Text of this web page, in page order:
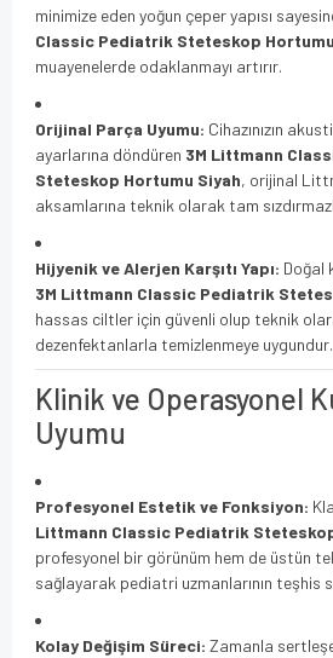
minimize eden yoğun çeper yapısı
Classic Pediatrik Steteskop
muayenelerde odaklanmayı artırır.
Orijinal Parça Uyumu: Cihazınızın
ayarlarına döndüren 3M Littmann
Steteskop Hortumu Siyah, orijinal
aksamlarına teknik olarak tam
Hijyenik ve Alerjen Karşıtı Yapı: Doğal
3M Littmann Classic Pediatrik
hassas ciltler için güvenli olup teknik
dezenfektanlarla temizlenmeye uygundur.
Klinik ve Operasyonel
Uyumu
Profesyonel Estetik ve Fonksiyon:
Littmann Classic Pediatrik
profesyonel bir görünüm hem de üstün
sağlayarak pediatri uzmanlarının teşhis
Kolay Değişim Süreci: Zamanla